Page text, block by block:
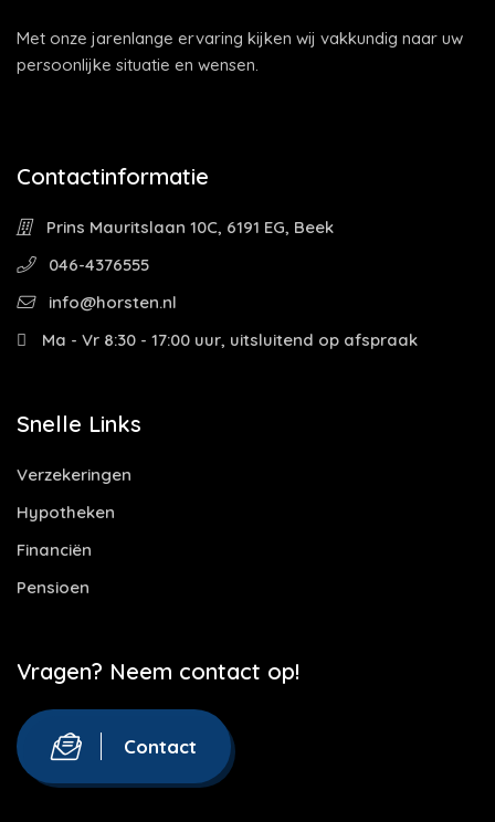
Met onze jarenlange ervaring kijken wij vakkundig naar uw
persoonlijke situatie en wensen.
Contactinformatie
Prins Mauritslaan 10C, 6191 EG, Beek
046-4376555
info@horsten.nl
Ma - Vr 8:30 - 17:00 uur, uitsluitend op afspraak
Snelle Links
Verzekeringen
Hypotheken
Financiën
Pensioen
Vragen? Neem contact op!
Contact